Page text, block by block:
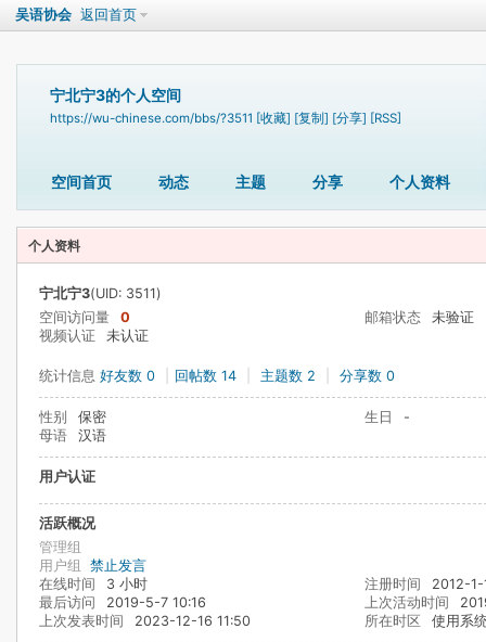
吴语协会 返回首页
宁北宁3的个人空间
https://wu-chinese.com/bbs/?3511 [收藏] [复制] [分享] [RSS]
空间首页 动态 主题 分享 个人资料
个人资料
宁北宁3(UID: 3511)
空间访问量
0 邮箱状态
未验证
视频认证
未认证
统计信息 好友数 0 回帖数 14 主题数 2 分享数 0
性别 保密 生日
-
母语
汉语
用户认证
活跃概况
管理组
用户组 禁止发言
在线时间
3 小时 注册时间
2012-1-
最后访问
2019-5-7 10:16 上次活动时间
上次发表时间
2023-12-16 11:50 所在时区 使用系